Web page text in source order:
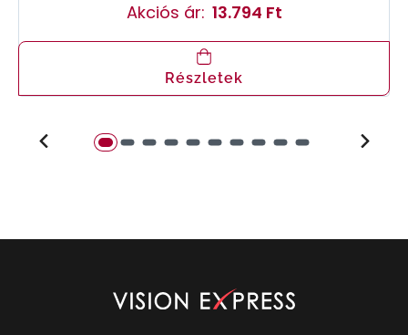
Akciós ár: 13.794 Ft
Részletek